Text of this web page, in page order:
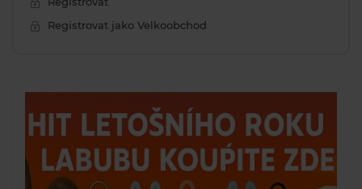
Registrovat jako Velkoobchod